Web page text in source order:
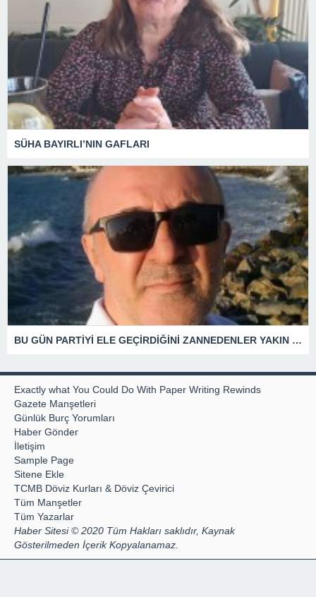
SÜHA BAYIRLI’NIN GAFLARI
BU GÜN PARTİYİ ELE GEÇİRDİĞİNİ ZANNEDENLER YAKIN BİR GELECEKTE SİYASETİN ÇÖPLÜĞÜNDE YERİNİ ALACAKTIR
Exactly what You Could Do With Paper Writing Rewinds
Gazete Manşetleri
Günlük Burç Yorumları
Haber Gönder
İletişim
Sample Page
Sitene Ekle
TCMB Döviz Kurları & Döviz Çevirici
Tüm Manşetler
Tüm Yazarlar
Haber Sitesi © 2020 Tüm Hakları saklıdır, Kaynak
Gösterilmeden İçerik Kopyalanamaz.